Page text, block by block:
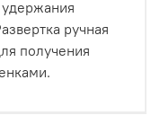
удержания
ручная
получения